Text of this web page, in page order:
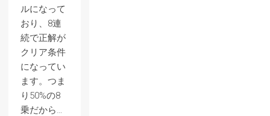
ルになって
おり、8連
続で正解が
クリア条件
になってい
ます。つま
り50%の8
乗だから…